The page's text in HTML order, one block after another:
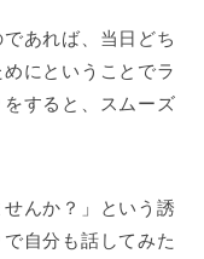
あれば、当日どち
にということでラ
すると、スムーズ
んか？」という誘
自分も話してみた